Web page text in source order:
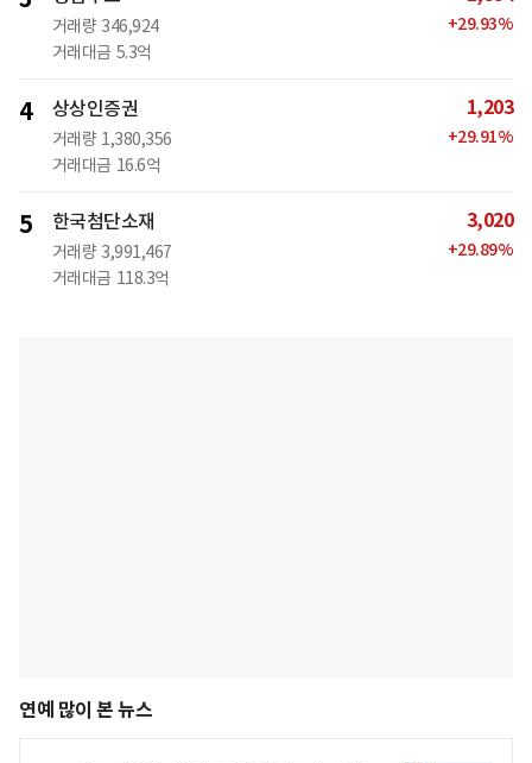
거래량 346,924
거래대금 5.3억
+29.93%
4 상상인증권
거래량 1,380,356
거래대금 16.6억
1,203
+29.91%
5 한국첨단소재
거래량 3,991,467
거래대금 118.3억
3,020
+29.89%
연예 많이 본 뉴스